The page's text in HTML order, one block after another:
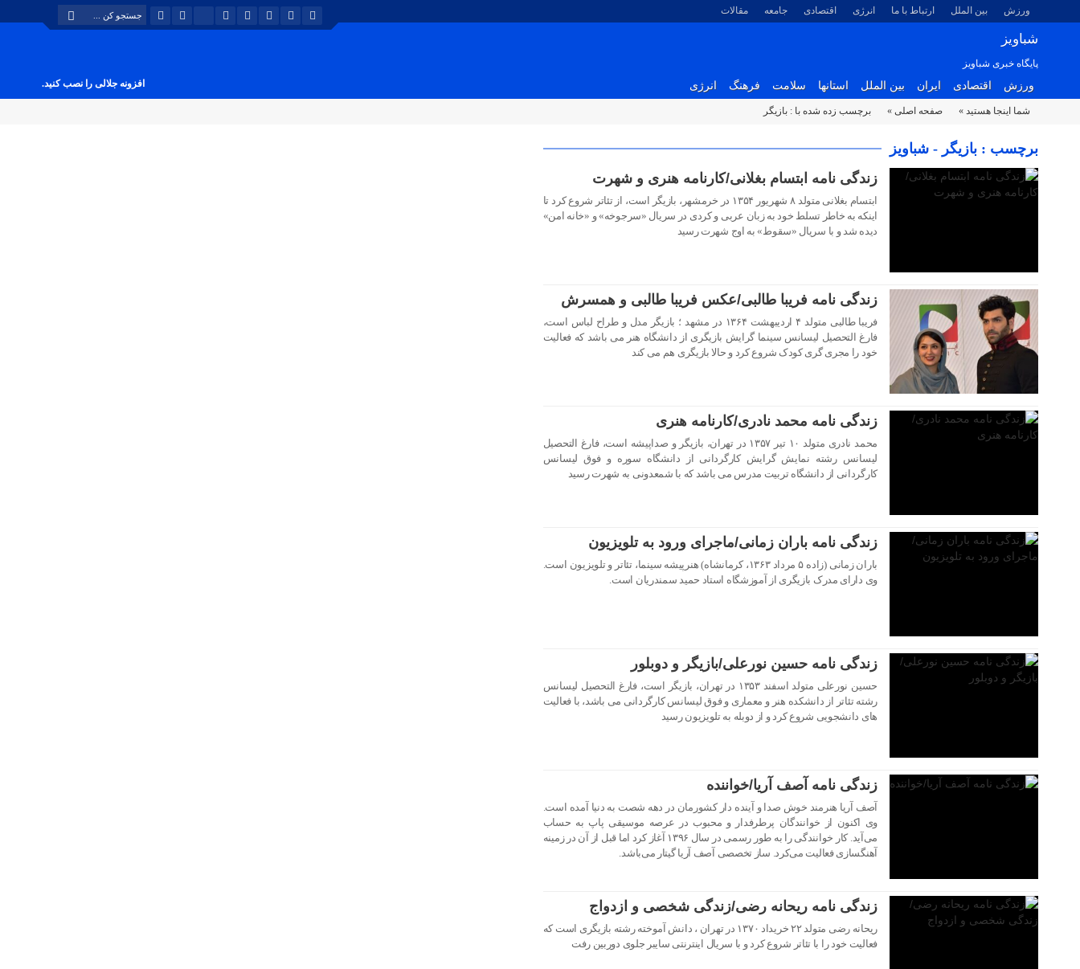
ورزش بین الملل ارتباط با ما انرژی اقتصادی جامعه مقالات
شباویز
پایگاه خبری شباویز
ورزش اقتصادی ایران بین الملل استانها سلامت فرهنگ انرژی افزونه جلالی را نصب کنید.
شما اینجا هستید » صفحه اصلی » برچسب زده شده با : بازیگر
برچسب : بازیگر - شباویز
۲۲ مهر ۱۴۰۳
زندگی نامه ابتسام بغلانی/کارنامه هنری و شهرت
ابتسام بغلانی متولد ۸ شهریور ۱۳۵۴ در خرمشهر، بازیگر است، از تئاتر شروع کرد تا
اینکه به خاطر تسلط خود به زبان عربی و کردی در سریال «سرجوخه» و «خانه امن»
دیده شد و با سریال «سقوط» به اوج شهرت رسید
زندگی نامه فریبا طالبی/عکس فریبا طالبی و همسرش
فریبا طالبی متولد ۴ اردیبهشت ۱۳۶۴ در مشهد ؛ بازیگر مدل و طراح لباس است،
فارغ التحصیل لیسانس سینما گرایش بازیگری از دانشگاه هنر می باشد که فعالیت
خود را مجری گری کودک شروع کرد و حالا بازیگری هم می کند
زندگی نامه محمد نادری/کارنامه هنری
محمد نادری متولد ۱۰ تیر ۱۳۵۷ در تهران، بازیگر و صداپیشه است، فارغ التحصیل
لیسانس رشته نمایش گرایش کارگردانی از دانشگاه سوره و فوق لیسانس
کارگردانی از دانشگاه تربیت مدرس می باشد که با شمعدونی به شهرت رسید
زندگی نامه باران زمانی/ماجرای ورود به تلویزیون
باران زمانی (زاده ۵ مرداد ۱۳۶۳، کرمانشاه) هنرپیشه سینما، تئاتر و تلویزیون است.
وی دارای مدرک بازیگری از آموزشگاه استاد حمید سمندریان است.
زندگی نامه حسین نورعلی/بازیگر و دوبلور
حسین نورعلی متولد اسفند ۱۳۵۳ در تهران، بازیگر است، فارغ التحصیل لیسانس
رشته تئاتر از دانشکده هنر و معماری و فوق لیسانس کارگردانی می باشد، با فعالیت
های دانشجویی شروع کرد و از دوبله به تلویزیون رسید
زندگی نامه آصف آریا/خواننده
آصف آریا هنرمند خوش صدا و آینده دار کشورمان در دهه شصت به دنیا آمده است.
وی اکنون از خوانندگان پرطرفدار و محبوب در عرصه موسیقی پاپ به حساب
می‌آید. کار خوانندگی را به طور رسمی در سال ۱۳۹۶ آغاز کرد اما قبل از آن در زمینه
آهنگسازی فعالیت می‌کرد. ساز تخصصی آصف آریا گیتار می‌باشد.
زندگی نامه ریحانه رضی/زندگی شخصی و ازدواج
ریحانه رضی متولد ۲۲ خریداد ۱۳۷۰ در تهران ، دانش آموخته رشته بازیگری است که
فعالیت خود را با تئاتر شروع کرد و با سریال اینترنتی سایبر جلوی دوربین رفت